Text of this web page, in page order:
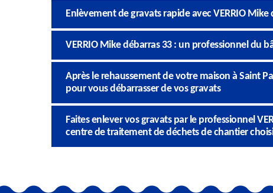
Enlèvement de gravats rapide avec VERRIO Mike
VERRIO Mike débarras 33 : un professionnel du
Après le rehaussement de votre maison à Saint
pour vous débarrasser de vos gravats
Faites enlever vos gravats par le professionnel
centre de traitement de déchets de chantier